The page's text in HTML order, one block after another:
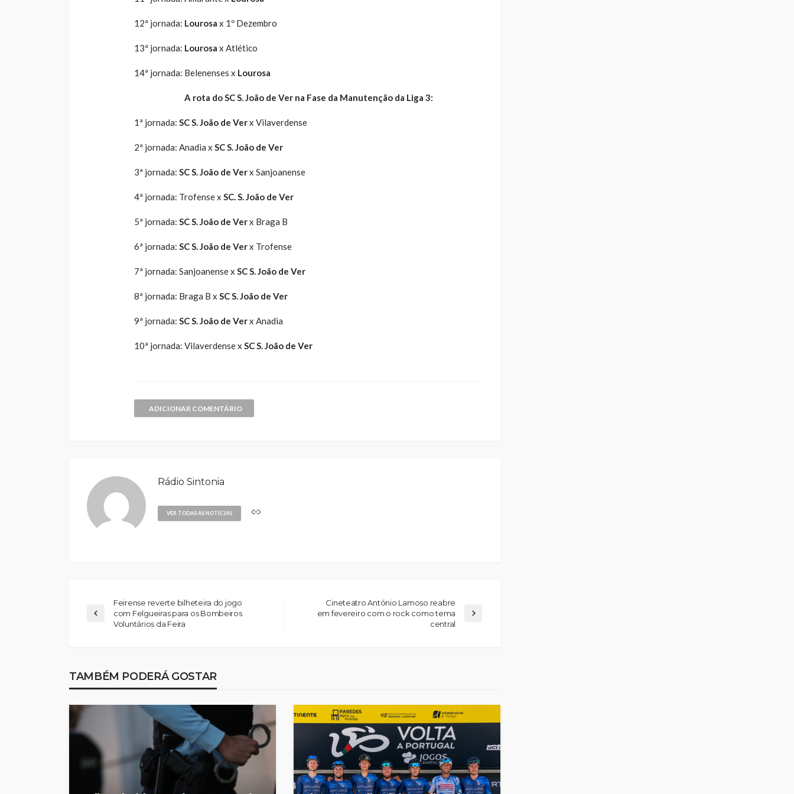
12ª jornada: Lourosa x 1º Dezembro
13ª jornada: Lourosa x Atlético
14ª jornada: Belenenses x Lourosa
A rota do SC S. João de Ver na Fase da Manutenção da Liga 3:
1ª jornada: SC S. João de Verx Vilaverdense
2ª jornada: Anadia x SC S. João de Ver
3ª jornada: SC S. João de Verx Sanjoanense
4ª jornada: Trofense x SC. S. João de Ver
5ª jornada: SC S. João de Verx Braga B
6ª jornada: SC S. João de Verx Trofense
7ª jornada: Sanjoanense x SC S. João de Ver
8ª jornada: Braga B x SC S. João de Ver
9ª jornada: SC S. João de Verx Anadia
10ª jornada: Vilaverdense x SC S. João de Ver
ADICIONAR COMENTÁRIO
Rádio Sintonia
VER TODAS AS NOTÍCIAS
Feirense reverte bilheteira do jogo
com Felgueiras para os Bombeiros
Voluntários da Feira
Cineteatro António Lamoso reabre
em fevereiro com o rock como tema
central
TAMBÉM PODERÁ GOSTAR